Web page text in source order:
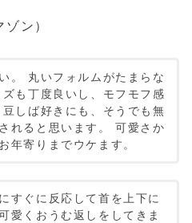
ン）
。 丸いフォルムがたまらな
も丁度良いし、モフモフ感
しば好きにも、そうでも無
れると思います。 可愛さか
年寄りまでウケます。
すぐに反応して首を上下に
愛くおうむ返しをしてきま